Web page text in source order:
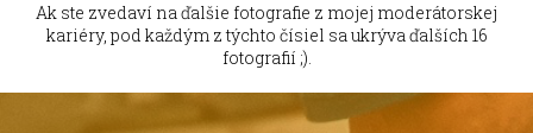
Ak ste zvedaví na ďalšie fotografie z mojej moderátorskej
kariéry, pod každým z týchto čísiel sa ukrýva ďalších 16
fotografií ;).